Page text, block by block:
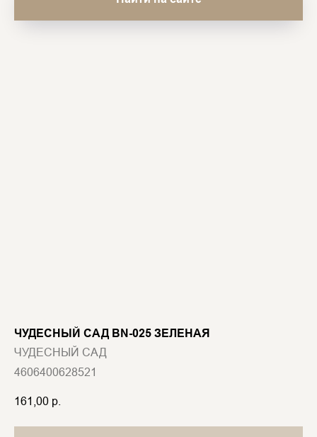
ЧУДЕСНЫЙ САД BN-025 ЗЕЛЕНАЯ
ЧУДЕСНЫЙ САД
4606400628521
161,00 р.